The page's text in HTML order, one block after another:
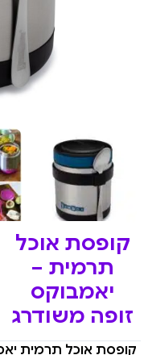
קופסת אוכל
תרמית –
יאמבוקס
זופה משודרג
קופסת אוכל תרמית